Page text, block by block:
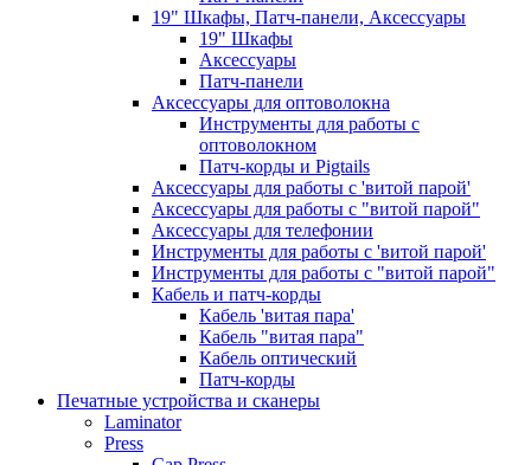
19" Шкафы, Патч-панели, Аксессуары
19" Шкафы
Аксессуары
Патч-панели
Аксессуары для оптоволокна
Инструменты для работы с
оптоволокном
Патч-корды и Pigtails
Аксессуары для работы с 'витой парой'
Аксессуары для работы с "витой парой"
Аксессуары для телефонии
Инструменты для работы с 'витой парой'
Инструменты для работы с "витой парой"
Кабель и патч-корды
Кабель 'витая пара'
Кабель "витая пара"
Кабель оптический
Патч-корды
Печатные устройства и сканеры
Laminator
Press